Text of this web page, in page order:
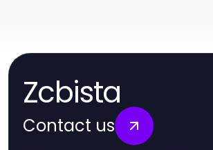
Zcbista
Contact us